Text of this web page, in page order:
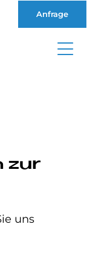
Anfrage
zur
uns